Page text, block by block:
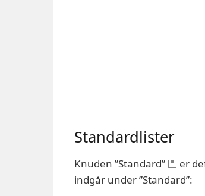
Standardlister
Knuden ”Standard”
er
indgår under ”Standard”: